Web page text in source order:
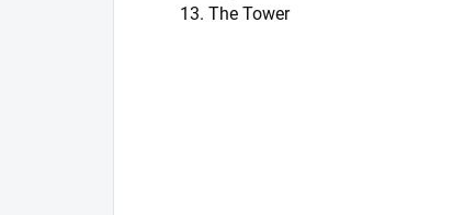
13. The Tower